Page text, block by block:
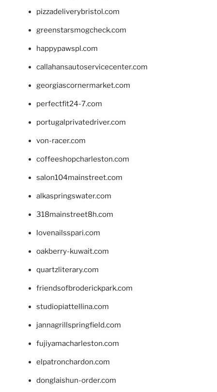
pizzadeliverybristol.com
greenstarsmogcheck.com
happypawspl.com
callahansautoservicecenter.com
georgiascornermarket.com
perfectfit24-7.com
portugalprivatedriver.com
von-racer.com
coffeeshopcharleston.com
salon104mainstreet.com
alkaspringswater.com
318mainstreet8h.com
lovenailsspari.com
oakberry-kuwait.com
quartzliterary.com
friendsofbroderickpark.com
studiopiattellina.com
jannagrillspringfield.com
fujiyamacharleston.com
elpatronchardon.com
donglaishun-order.com